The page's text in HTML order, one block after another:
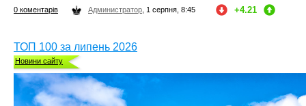
0 коментарів Администратор , 1 серпня, 8:45 +4.21
ТОП 100 за липень 2026
Новини сайту